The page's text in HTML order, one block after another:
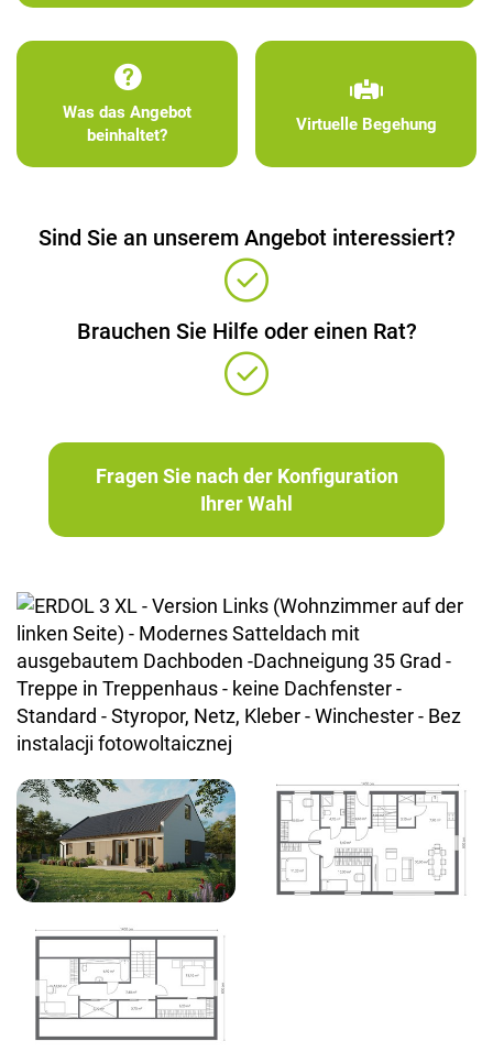
Was das Angebot
beinhaltet?
Virtuelle Begehung
Sind Sie an unserem Angebot interessiert?
Brauchen Sie Hilfe oder einen Rat?
Fragen Sie nach der Konfiguration
Ihrer Wahl